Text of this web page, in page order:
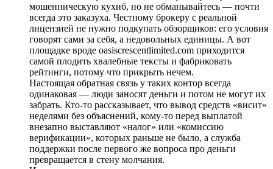
мошенническую кухнб, но не обманывайтесь — почти
всегда это заказуха. Честному брокеру с реальной
лицензией не нужно подкупать обзорщиков: его условия
говорят сами за себя, а недовольных единицы. А вот
площадке вроде oasiscrescentlimited.com приходится
самой плодить хвалебные тексты и фабриковать
рейтинги, потому что прикрыть нечем.
Настоящая обратная связь у таких контор всегда
одинаковая — люди заносят деньги и потом не могут их
забрать. Кто-то рассказывает, что вывод средств «висит»
неделями без объяснений, кому-то перед выплатой
внезапно выставляют «налог» или «комиссию
верификации», которых раньше не было, а служба
поддержки после первого же вопроса про деньги
превращается в стену молчания.